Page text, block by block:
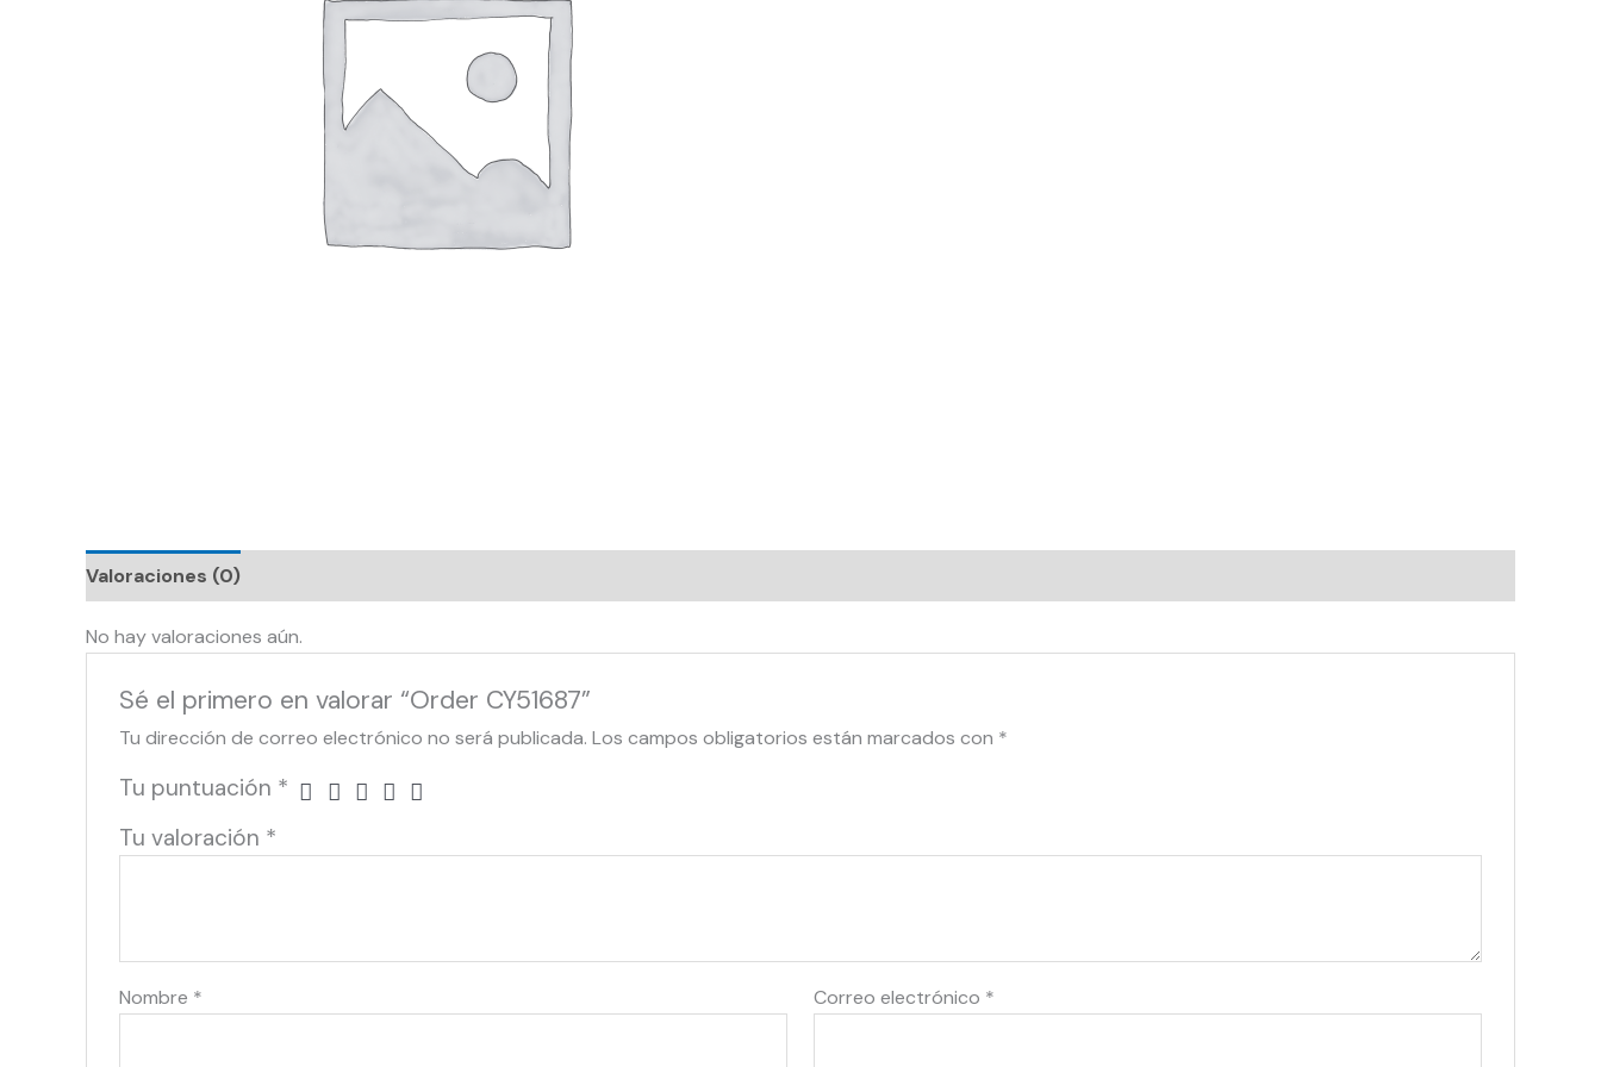
Valoraciones (0)
No hay valoraciones aún.
Sé el primero en valorar “Order CY51687”
Tu dirección de correo electrónico no será publicada. Los campos obligatorios están marcados con *
Tu puntuación *
Tu valoración *
Nombre * Correo electrónico *